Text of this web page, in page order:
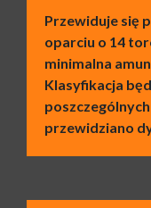
Przewiduje się
oparciu o 14
minimalna
Klasyfikacja
przewidziano